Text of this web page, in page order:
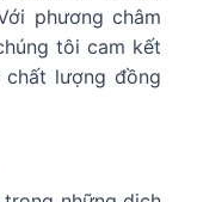
phương châm
tôi cam kết
lượng đồng